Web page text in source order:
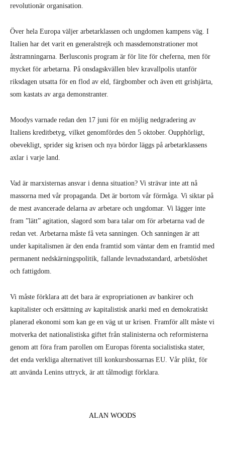
revolutionär organisation.
Över hela Europa väljer arbetarklassen och ungdomen kampens väg. I
Italien har det varit en generalstrejk och massdemonstrationer mot
åtstramningarna. Berlusconis program är för lite för cheferna, men för
mycket för arbetarna. På onsdagskvällen blev kravallpolis utanför
riksdagen utsatta för en flod av eld, färgbomber och även ett grishjärta,
som kastats av arga demonstranter.
Moodys varnade redan den 17 juni för en möjlig nedgradering av
Italiens kreditbetyg, vilket genomfördes den 5 oktober. Oupphörligt,
obevekligt, sprider sig krisen och nya bördor läggs på arbetarklassens
axlar i varje land.
Vad är marxisternas ansvar i denna situation? Vi strävar inte att nå
massorna med vår propaganda. Det är bortom vår förmåga. Vi siktar på
de mest avancerade delarna av arbetare och ungdomar. Vi lägger inte
fram ”lätt” agitation, slagord som bara talar om för arbetarna vad de
redan vet. Arbetarna måste få veta sanningen. Och sanningen är att
under kapitalismen är den enda framtid som väntar dem en framtid med
permanent nedskärningspolitik, fallande levnadsstandard, arbetslöshet
och fattigdom.
Vi måste förklara att det bara är expropriationen av bankirer och
kapitalister och ersättning av kapitalistisk anarki med en demokratiskt
planerad ekonomi som kan ge en väg ut ur krisen. Framför allt måste vi
motverka det nationalistiska giftet från stalinisterna och reformisterna
genom att föra fram parollen om Europas förenta socialistiska stater,
det enda verkliga alternativet till konkursbossarnas EU. Vår plikt, för
att använda Lenins uttryck, är att tålmodigt förklara.
ALAN WOODS